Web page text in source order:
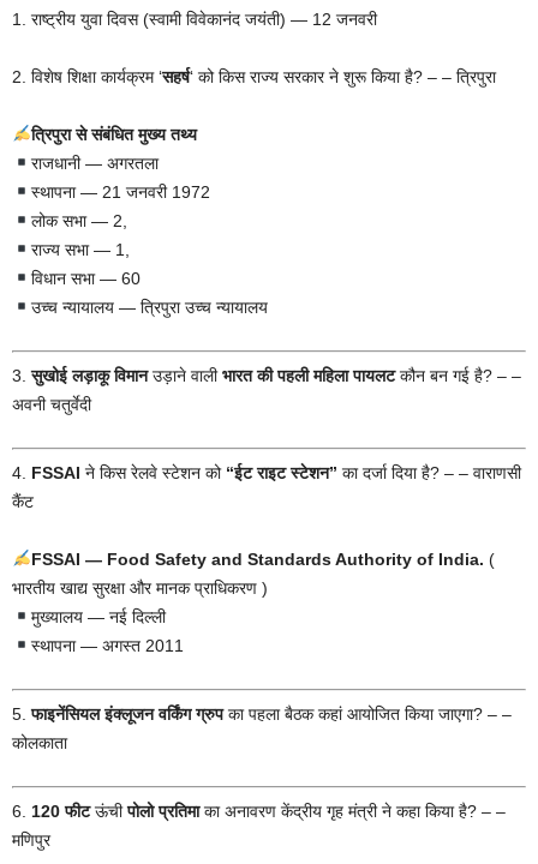
1. राष्ट्रीय युवा दिवस (स्वामी विवेकानंद जयंती) — 12 जनवरी
2. विशेष शिक्षा कार्यक्रम ‘सहर्ष‘ को किस राज्य सरकार ने शुरू किया है? – – त्रिपुरा
त्रिपुरा से संबंधित मुख्य तथ्य
राजधानी — अगरतला
स्थापना — 21 जनवरी 1972
लोक सभा — 2,
राज्य सभा — 1,
विधान सभा — 60
उच्च न्यायालय — त्रिपुरा उच्च न्यायालय
3.सुखोई लड़ाकू विमानउड़ाने वालीभारत की पहली महिला पायलटकौन बन गई है? – –
अवनी चतुर्वेदी
4. FSSAI ने किस रेलवे स्टेशन को “ईट राइट स्टेशन” का दर्जा दिया है? – – वाराणसी
कैंट
FSSAI — Food Safety and Standards Authority of India. (
भारतीय खाद्य सुरक्षा और मानक प्राधिकरण )
मुख्यालय — नई दिल्ली
स्थापना — अगस्त 2011
5.फाइनेंसियल इंक्लूजन वर्किंग ग्रुपका पहला बैठक कहां आयोजित किया जाएगा? – –
कोलकाता
6. 120 फीटऊंचीपोलो प्रतिमाका अनावरण केंद्रीय गृह मंत्री ने कहा किया है? – –
मणिपुर